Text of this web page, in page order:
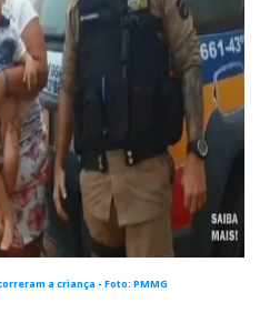
a criança - Foto: PMMG